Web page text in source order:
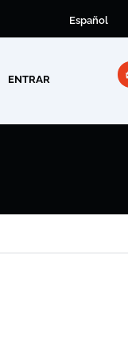
Español
ENTRAR